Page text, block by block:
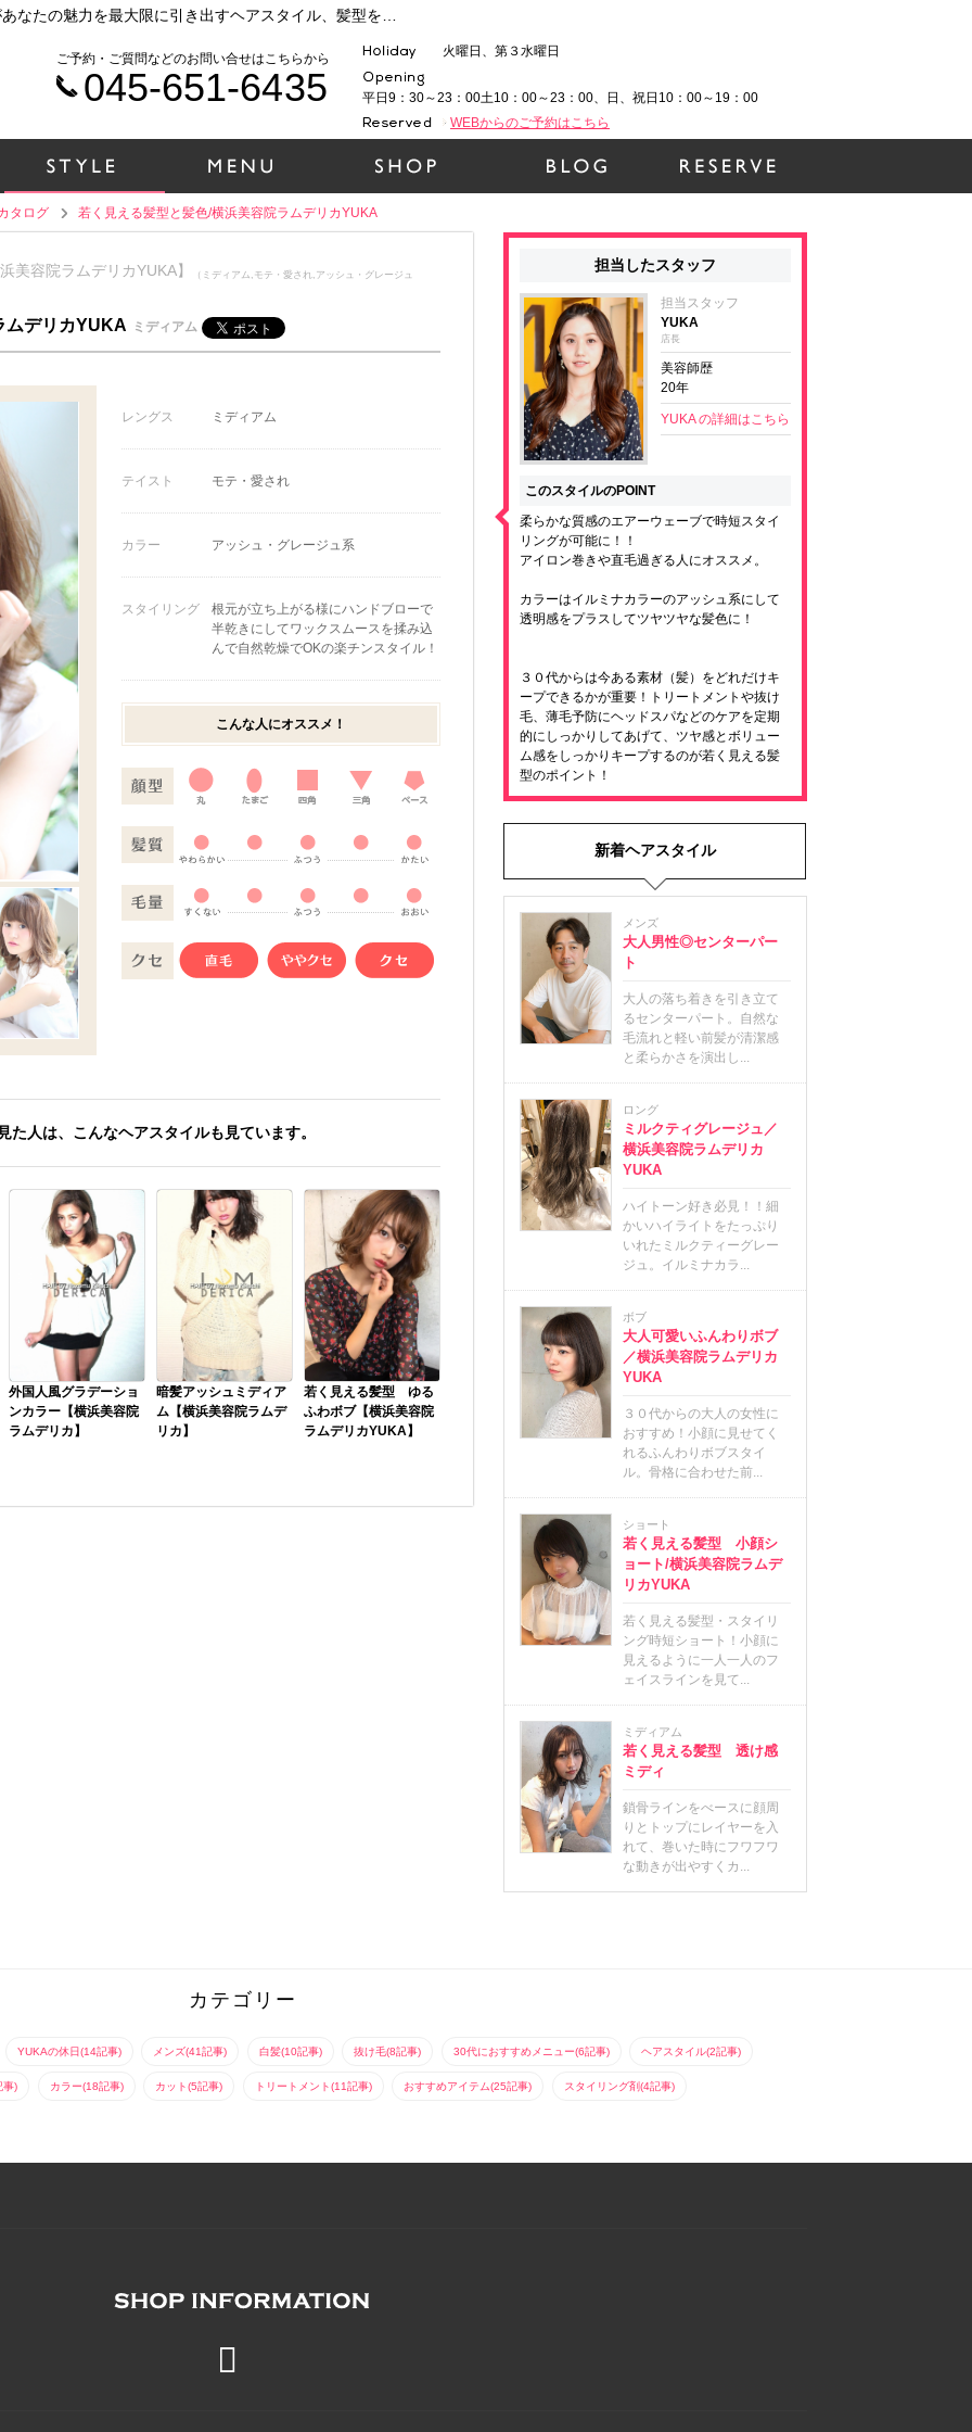
火曜日、第３水曜日
平日9：30～23：00土10：00～23：00、日、祝日10：00～19：00
WEBからのご予約はこちら
ご予約・ご質問などのお問い合せはこちらから
045-651-6435
タログ 若く見える髪型と髪色/横浜美容院ラムデリカYUKA
美容院ラムデリカYUKA】 （ミディアム,モテ・愛され,アッシュ・グレージュ
ムデリカYUKA ミディアム
レングス ミディアム
テイスト モテ・愛され
カラー アッシュ・グレージュ系
スタイリング
根元が立ち上がる様にハンドブローで
半乾きにしてワックスムースを揉み込
んで自然乾燥でOKの楽チンスタイル！
こんな人にオススメ！
た人は、こんなヘアスタイルも見ています。
外国人風グラデーショ
ンカラー【横浜美容院
ラムデリカ】
暗髪アッシュミディア
ム【横浜美容院ラムデ
リカ】
若く見える髪型 ゆる
ふわボブ【横浜美容院
ラムデリカYUKA】
担当したスタッフ
担当スタッフ
YUKA
店長
美容師歴
20年
YUKA の詳細はこちら
このスタイルのPOINT
柔らかな質感のエアーウェーブで時短スタイ
リングが可能に！！
アイロン巻きや直毛過ぎる人にオススメ。
カラーはイルミナカラーのアッシュ系にして
透明感をプラスしてツヤツヤな髪色に！
３０代からは今ある素材（髪）をどれだけキ
ープできるかが重要！トリートメントや抜け
毛、薄毛予防にヘッドスパなどのケアを定期
的にしっかりしてあげて、ツヤ感とボリュー
ム感をしっかりキープするのが若く見える髪
型のポイント！
新着ヘアスタイル
メンズ
大人男性◎センターパー
ト
大人の落ち着きを引き立て
るセンターパート。自然な
毛流れと軽い前髪が清潔感
と柔らかさを演出し...
ロング
ミルクティグレージュ／
横浜美容院ラムデリカ
YUKA
ハイトーン好き必見！！細
かいハイライトをたっぷり
いれたミルクティーグレー
ジュ。イルミナカラ...
ボブ
大人可愛いふんわりボブ
／横浜美容院ラムデリカ
YUKA
３０代からの大人の女性に
おすすめ！小顔に見せてく
れるふんわりボブスタイ
ル。骨格に合わせた前...
ショート
若く見える髪型 小顔シ
ョート/横浜美容院ラムデ
リカYUKA
若く見える髪型・スタイリ
ング時短ショート！小顔に
見えるように一人一人のフ
ェイスラインを見て...
ミディアム
若く見える髪型 透け感
ミディ
鎖骨ラインをべースに顔周
りとトップにレイヤーを入
れて、巻いた時にフワフワ
な動きが出やすくカ...
カテゴリー
YUKAの休日(14記事) メンズ(41記事) 白髪(10記事) 抜け毛(8記事) 30代におすすめメニュー(6記事) ヘアスタイル(2記事)
事) カラー(18記事) カット(5記事) トリートメント(11記事) おすすめアイテム(25記事) スタイリング剤(4記事)